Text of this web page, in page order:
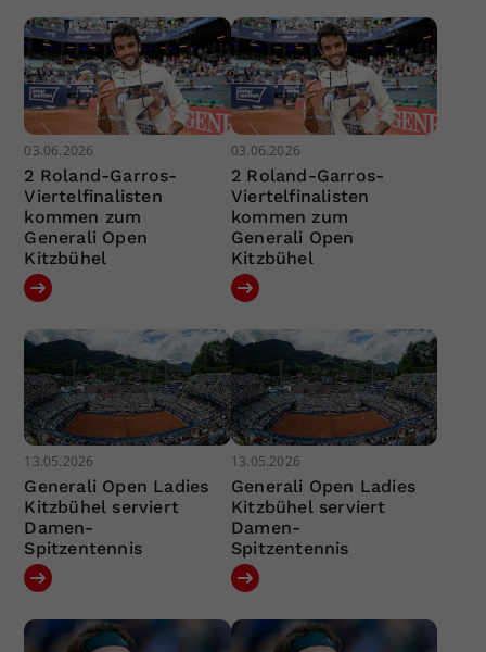
03.06.2026
2 Roland-Garros-
Viertelfinalisten
kommen zum
Generali Open
Kitzbühel
03.06.2026
2 Roland-Garros-
Viertelfinalisten
kommen zum
Generali Open
Kitzbühel
13.05.2026
Generali Open Ladies
Kitzbühel serviert
Damen-
Spitzentennis
13.05.2026
Generali Open Ladies
Kitzbühel serviert
Damen-
Spitzentennis